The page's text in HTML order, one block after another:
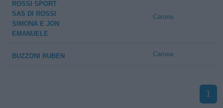
ROSSI SPORT
SAS DI ROSSI
SIMONA E JON
EMANUELE
Carona
BUZZONI RUBEN Carona
1